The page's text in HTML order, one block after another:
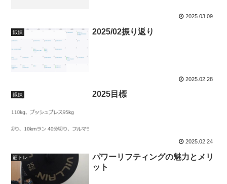
2025.03.09
鍛錬 2025/02振り返り
2025.02.28
鍛錬 2025目標
2025.02.24
筋トレ
パワーリフティングの魅力とメリ
ット